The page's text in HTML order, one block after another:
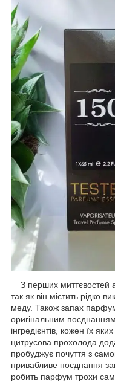
З перших миттєвостей
так як він містить рідко
меду. Також запах
оригінальним
інгредієнтів, кожен їх
цитрусова прохолода
пробуджує почуття з
привабливе поєднання
робить парфум трохи